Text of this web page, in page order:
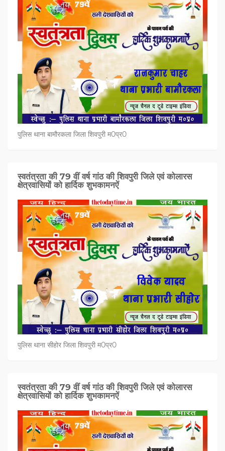
पुलिस थाना बामौरकला जिला शिवपुरी म0प्र0
स्वतंत्रता की 79 वीं वर्ष गांठ की शिवपुरी जिले एवं कोलारस
क्षेत्रवासियों को हार्दिक शुभकामनऐं
पुलिस थाना सीहोर जिला शिवपुरी म0प्र0
स्वतंत्रता की 79 वीं वर्ष गांठ की शिवपुरी जिले एवं कोलारस
क्षेत्रवासियों को हार्दिक शुभकामनऐं